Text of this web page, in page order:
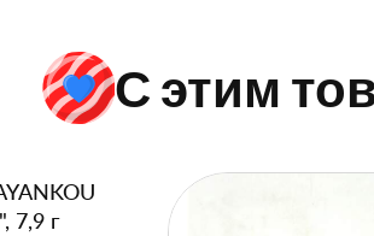
С этим
7,9 г